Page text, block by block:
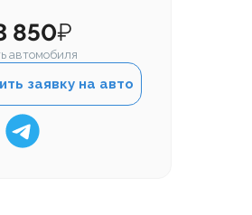
850₽
автомобиля
заявку на авто